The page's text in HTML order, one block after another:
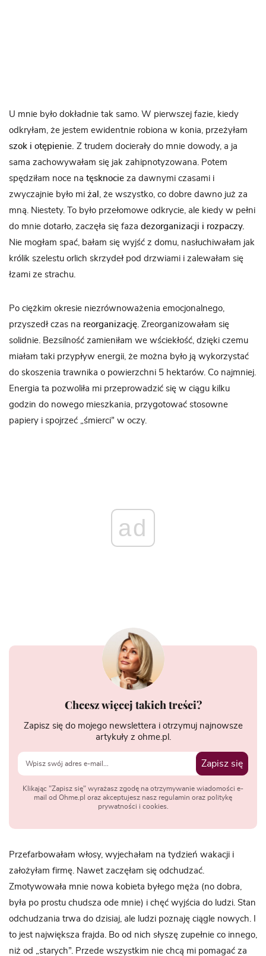
U mnie było dokładnie tak samo. W pierwszej fazie, kiedy
odkryłam, że jestem ewidentnie robiona w konia, przeżyłam
szok i otępienie. Z trudem docierały do mnie dowody, a ja
sama zachowywałam się jak zahipnotyzowana. Potem
spędziłam noce na tęsknocie za dawnymi czasami i
zwyczajnie było mi żal
, że wszystko, co dobre dawno już za
mną. Niestety. To było przełomowe odkrycie, ale kiedy w pełni
do mnie dotarło, zaczęła się faza dezorganizacji i rozpaczy.
Nie mogłam spać, bałam się wyjść z domu, nasłuchiwałam jak
królik szelestu orlich skrzydeł pod drzwiami i zalewałam się
łzami ze strachu.
Po ciężkim okresie niezrównoważenia emocjonalnego,
przyszedł czas na reorganizację . Zreorganizowałam się
solidnie. Bezsilność zamieniłam we wściekłość, dzięki czemu
miałam taki przypływ energii, że można było ją wykorzystać
do skoszenia trawnika o powierzchni 5 hektarów. Co najmniej.
Energia ta pozwoliła mi przeprowadzić się w ciągu kilku
godzin do nowego mieszkania, przygotować stosowne
papiery i spojrzeć „śmierci” w oczy.
ad
Chcesz więcej takich treści?
Zapisz się do mojego newslettera i otrzymuj najnowsze
artykuły z ohme.pl.
Zapisz się
Klikając "Zapisz się" wyrażasz zgodę na otrzymywanie wiadomości e-
mail od Ohme.pl oraz akceptujesz nasz regulamin oraz politykę
prywatności i cookies.
Przefarbowałam włosy, wyjechałam na tydzień wakacji i
założyłam firmę. Nawet zaczęłam się odchudzać.
Zmotywowała mnie nowa kobieta byłego męża (no dobra,
była po prostu chudsza ode mnie) i chęć wyjścia do ludzi. Stan
odchudzania trwa do dzisiaj, ale ludzi poznaję ciągle nowych. I
to jest największa frajda. Bo od nich słyszę zupełnie co innego,
niż od „starych”. Przede wszystkim nie chcą mi pomagać za